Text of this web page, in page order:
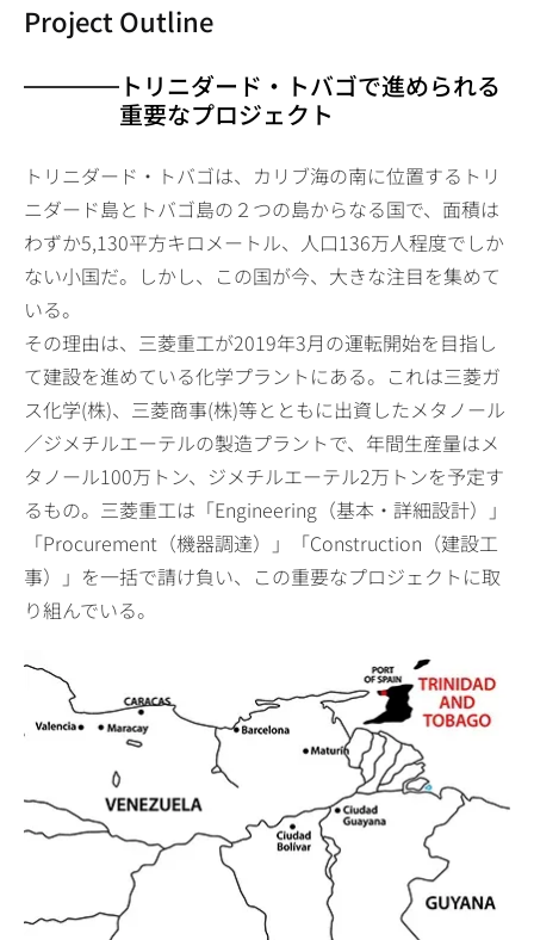
Project Outline
トリニダード・トバゴで進められる
重要なプロジェクト
トリニダード・トバゴは、カリブ海の南に位置するトリ
ニダード島とトバゴ島の２つの島からなる国で、面積は
わずか5,130平方キロメートル、人口136万人程度でしか
ない小国だ。しかし、この国が今、大きな注目を集めて
いる。
その理由は、三菱重工が2019年3月の運転開始を目指し
て建設を進めている化学プラントにある。これは三菱ガ
ス化学(株)、三菱商事(株)等とともに出資したメタノール
／ジメチルエーテルの製造プラントで、年間生産量はメ
タノール100万トン、ジメチルエーテル2万トンを予定す
るもの。三菱重工は「Engineering（基本・詳細設計）」
「Procurement（機器調達）」「Construction（建設工
事）」を一括で請け負い、この重要なプロジェクトに取
り組んでいる。